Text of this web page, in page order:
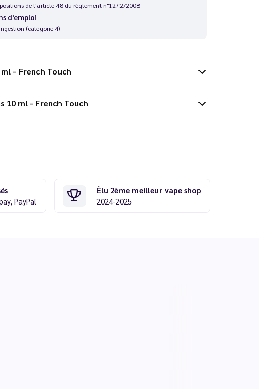
de l'article 48 du règlement n°1272/2008
d'emploi
(catégorie 4)
10 ml - French Touch
Ananas 10 ml - French Touch
PayPal
Élu 2ème meilleur vape shop
2024-2025